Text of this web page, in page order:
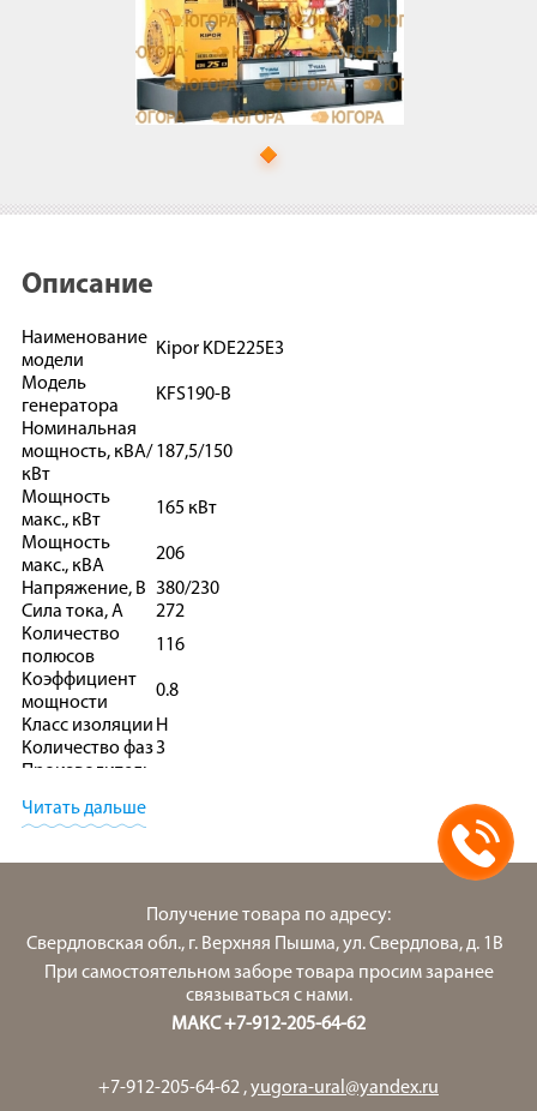
Описание
Наименование
модели
Kipor KDE225E3
Модель
генератора
KFS190-B
Номинальная
мощность, кВА/
кВт
187,5/150
Мощность
макс., кВт
165 кВт
Мощность
макс., кВА
206
Напряжение, В 380/230
Сила тока, А
272
Количество
полюсов
116
Kоэффициент
мощности
0.8
Класс изоляции H
Количество фаз3
Производитель
Марка
впрыск,турбированный,жидкостного
охлаждения,интеркуллер
Объем
двигателя, л
8.3
Тип
жидкостное
280
Расход, л/час
Читать дальше
Получение товара по адресу:
Свердловская обл., г. Верхняя Пышма, ул. Свердлова, д. 1В
При самостоятельном заборе товара просим заранее
связываться с нами.
МАКС +7-912-205-64-62
+7-912-205-64-62,yugora-ural@yandex.ru